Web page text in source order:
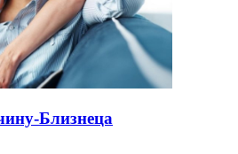
Близнеца